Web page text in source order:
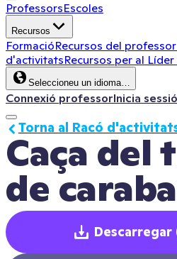
ProfessorsEscoles
Recursos
FormacióRecursos del professor
d'activitatsRecursos per al
Seleccioneu un idioma…
Connexió professorInicia
Caça del
de
Torna al Racó
Descarregar